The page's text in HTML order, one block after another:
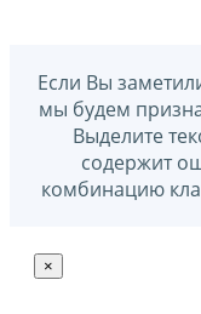
Если Вы
мы будем
Выделите
содержит
комбинацию
×